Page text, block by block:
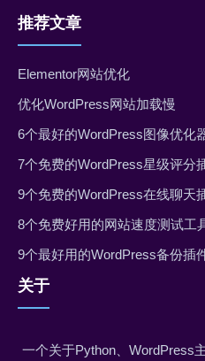
推荐文章
Elementor网站优化
优化WordPress网站加载慢
6个最好的WordPress图像优化
7个免费的WordPress星级评分
9个免费的WordPress在线聊天
8个免费好用的网站速度测试工
9个最好用的WordPress备份插
关于
一个关于Python、WordPress主